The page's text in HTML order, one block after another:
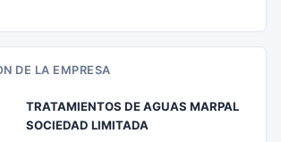
DE LA EMPRESA
TRATAMIENTOS DE AGUAS MARPAL
SOCIEDAD LIMITADA